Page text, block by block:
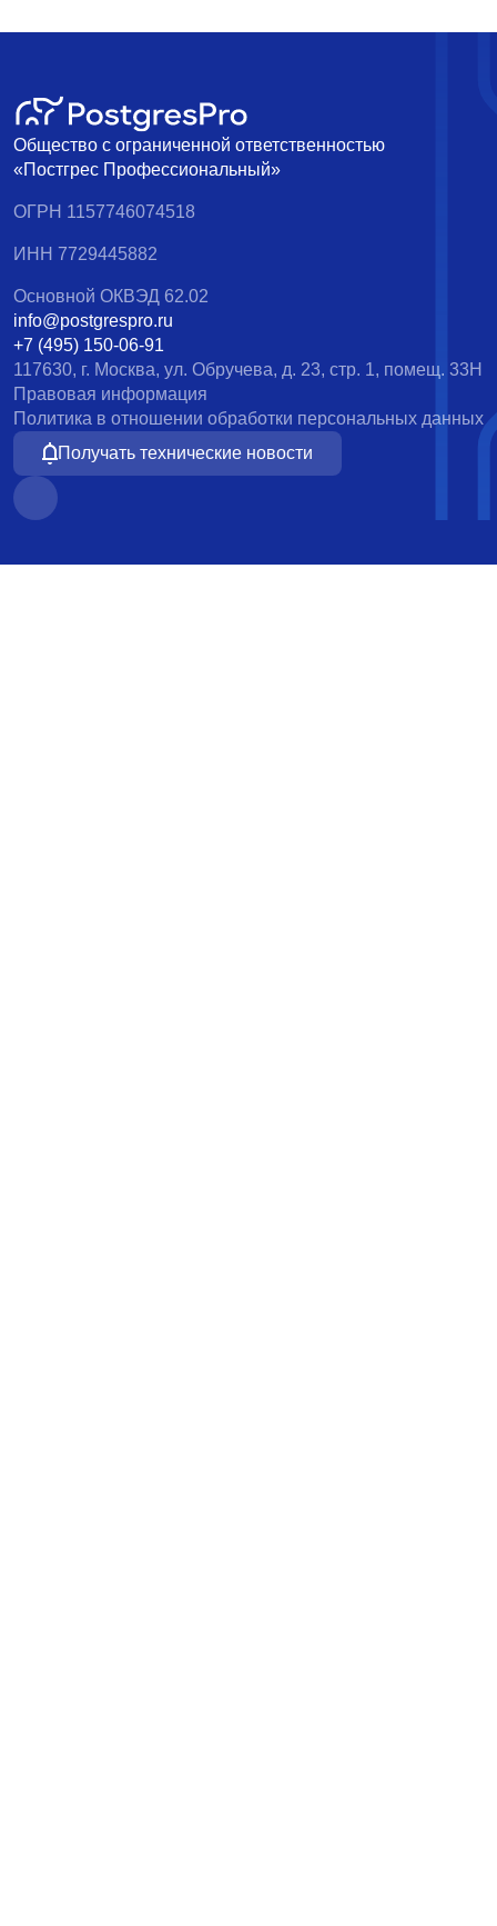
Общество с ограниченной ответственностью
«Постгрес Профессиональный»
ОГРН 1157746074518
ИНН 7729445882
Основной ОКВЭД 62.02
info@postgrespro.ru
+7 (495) 150-06-91
117630, г. Москва, ул. Обручева, д. 23, стр. 1, помещ. 33Н
Правовая информация
Политика в отношении обработки персональных данных
Получать технические новости